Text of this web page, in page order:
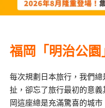
福岡「明治公園
每次規劃日本旅行，我們
扯，卻忘了旅行最初的意
岡這座總是充滿驚喜的城